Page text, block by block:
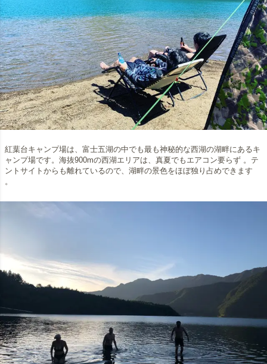
紅葉台キャンプ場は、富士五湖の中でも最も神秘的な西湖の湖畔にあるキ
ャンプ場です。海抜900mの西湖エリアは、真夏でもエアコン要らず 。テ
ントサイトからも離れているので、湖畔の景色をほぼ独り占めできます
。